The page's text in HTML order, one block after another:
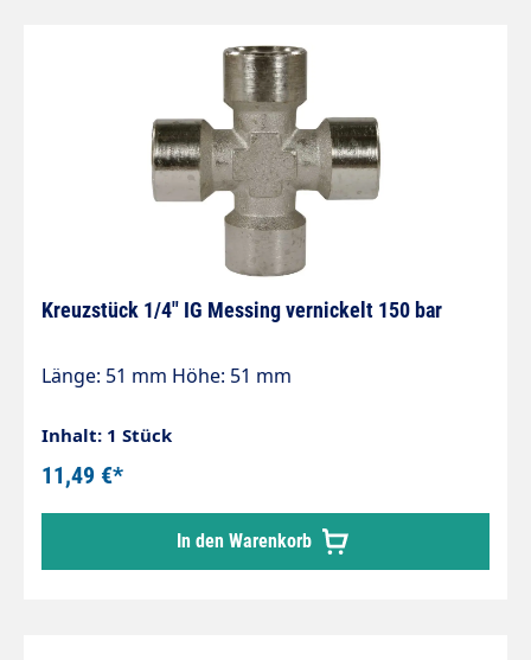
Kreuzstück 1/4" IG Messing vernickelt 150 bar
Länge: 51 mm Höhe: 51 mm
Inhalt: 1 Stück
11,49 €*
In den Warenkorb